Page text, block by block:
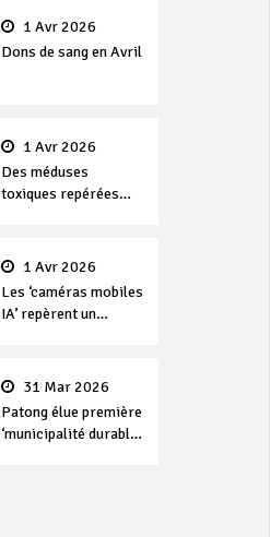
Songkran
1 Avr 2026
Dons de sang en Avril
1 Avr 2026
Des méduses
toxiques repérées
1 Avr 2026
Les ‘caméras mobiles
IA’ repèrent un
séjour31 Mar 2026
Patong élue première
‘municipalité durable’